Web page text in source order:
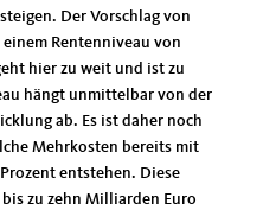
Der Vorschlag von
Rentenniveau von
hier zu weit und ist zu
hängt unmittelbar von der
ab. Es ist daher noch
Mehrkosten bereits mit
entstehen. Diese
zu zehn Milliarden Euro